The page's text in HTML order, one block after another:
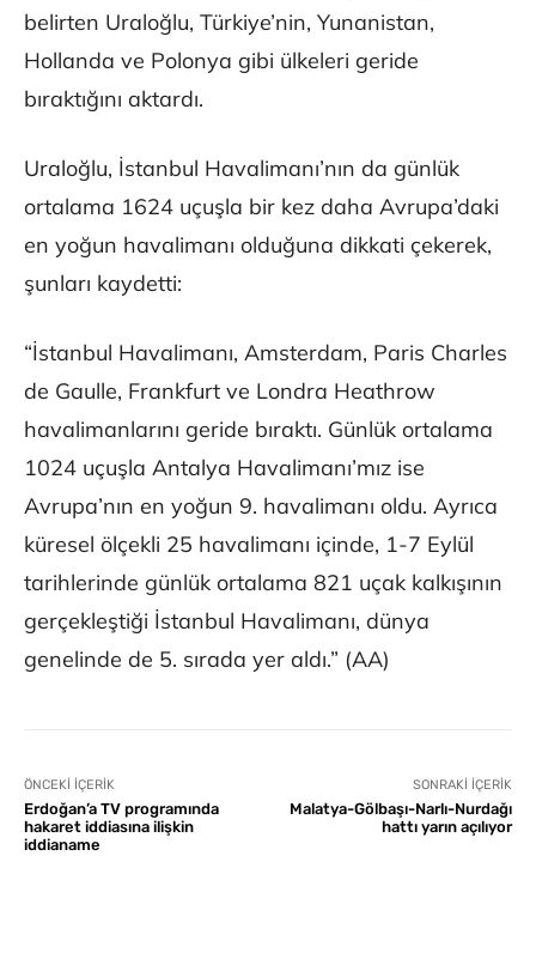
belirten Uraloğlu, Türkiye’nin, Yunanistan,
Hollanda ve Polonya gibi ülkeleri geride
bıraktığını aktardı.
Uraloğlu, İstanbul Havalimanı’nın da günlük
ortalama 1624 uçuşla bir kez daha Avrupa’daki
en yoğun havalimanı olduğuna dikkati çekerek,
şunları kaydetti:
“İstanbul Havalimanı, Amsterdam, Paris Charles
de Gaulle, Frankfurt ve Londra Heathrow
havalimanlarını geride bıraktı. Günlük ortalama
1024 uçuşla Antalya Havalimanı’mız ise
Avrupa’nın en yoğun 9. havalimanı oldu. Ayrıca
küresel ölçekli 25 havalimanı içinde, 1-7 Eylül
tarihlerinde günlük ortalama 821 uçak kalkışının
gerçekleştiği İstanbul Havalimanı, dünya
genelinde de 5. sırada yer aldı.” (AA)
ÖNCEKI İÇERIK
Erdoğan’a TV programında
hakaret iddiasına ilişkin
iddianame
SONRAKI İÇERIK
Malatya-Gölbaşı-Narlı-Nurdağı
hattı yarın açılıyor